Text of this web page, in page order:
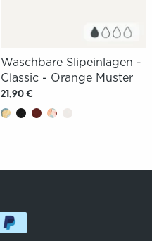
Waschbare Slipeinlagen -
Classic - Orange Muster
21,90 €